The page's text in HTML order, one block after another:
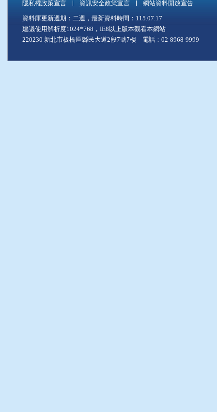
隱私權政策宣言 資訊安全政策宣言 網站資料開放宣告
資料庫更新週期：二週，最新資料時間：115.07.17
建議使用解析度1024*768，IE8以上版本觀看本網站
220230 新北市板橋區縣民大道2段7號7樓 電話：02-8968-9999